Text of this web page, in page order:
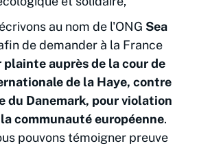
au nom de l'ONG Sea
de demander à la France
plainte auprès de la cour de
de la Haye, contre
du Danemark, pour violation
communauté européenne.
pouvons témoigner preuve